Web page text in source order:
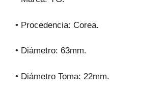
• Procedencia: Corea.
• Diámetro: 63mm.
• Diámetro Toma: 22mm.